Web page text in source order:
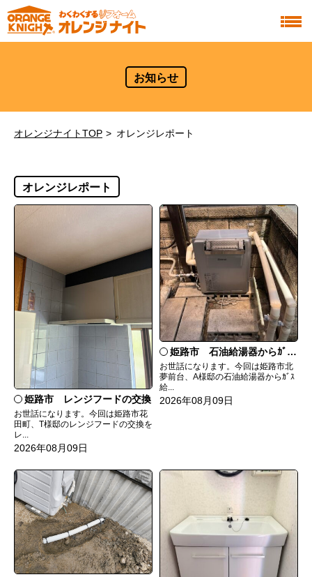
お知らせ
オレンジナイトTOP オレンジレポート
オレンジレポート
姫路市 レンジフードの交換
お世話になります。今回は姫路市花
田町、T様邸のレンジフードの交換を
レ...
2026年08月09日
姫路市 石油給湯器からｶﾞｽ給湯器へ取替
お世話になります。今回は姫路市北
夢前台、A様邸の石油給湯器からｶﾞｽ
給...
2026年08月09日